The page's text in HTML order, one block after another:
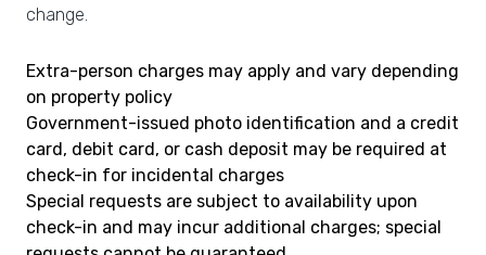
change.
Extra-person charges may apply and vary depending
on property policy
Government-issued photo identification and a credit
card, debit card, or cash deposit may be required at
check-in for incidental charges
Special requests are subject to availability upon
check-in and may incur additional charges; special